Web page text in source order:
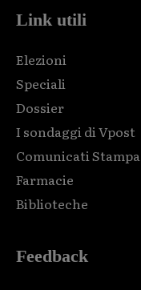
Link utili
Elezioni
Speciali
Dossier
I sondaggi di Vpost
Comunicati Stampa
Farmacie
Biblioteche
Feedback